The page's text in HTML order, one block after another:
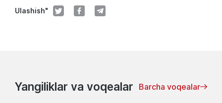
Ulashish"
Yangiliklar va voqealar Barcha voqealar